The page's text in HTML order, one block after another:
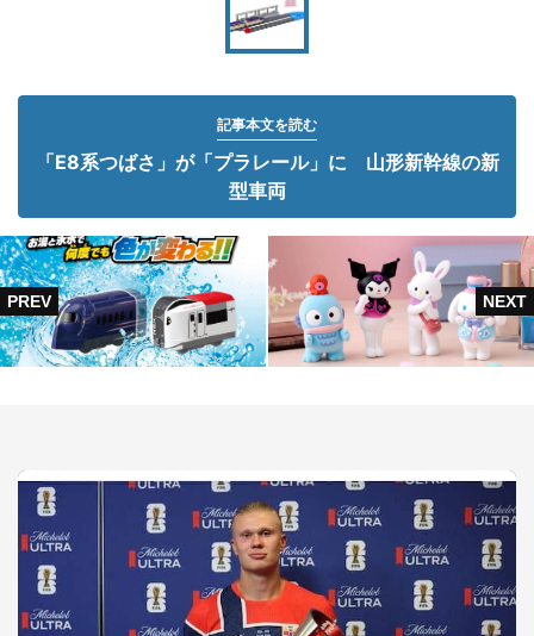
記事本文を読む
「E8系つばさ」が「プラレール」に 山形新幹線の新
型車両